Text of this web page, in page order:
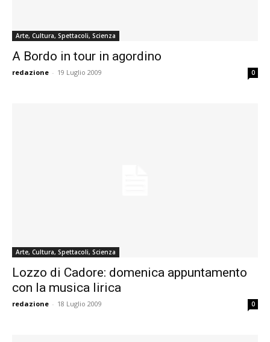
Arte, Cultura, Spettacoli, Scienza
A Bordo in tour in agordino
redazione - 19 Luglio 2009 0
Arte, Cultura, Spettacoli, Scienza
Lozzo di Cadore: domenica appuntamento
con la musica lirica
redazione - 18 Luglio 2009 0